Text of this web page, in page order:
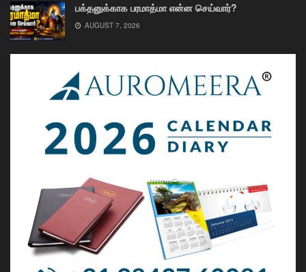
பக்தனுக்காக பரமாத்மா என்ன செய்வார்?
AUGUST 7, 2026